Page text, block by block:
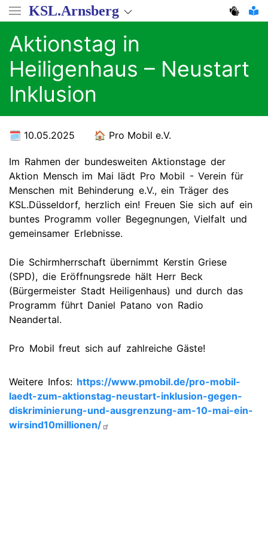
Direkt
zum
Inhalt
KSL.Arnsberg
Aktionstag in
Heiligenhaus – Neustart
Inklusion
10.05.2025 Pro Mobil e.V.
Im Rahmen der bundesweiten Aktionstage der
Aktion Mensch im Mai lädt Pro Mobil - Verein für
Menschen mit Behinderung e.V., ein Träger des
KSL.Düsseldorf, herzlich ein! Freuen Sie sich auf ein
buntes Programm voller Begegnungen, Vielfalt und
gemeinsamer Erlebnisse.
Die Schirmherrschaft übernimmt Kerstin Griese
(SPD), die Eröffnungsrede hält Herr Beck
(Bürgermeister Stadt Heiligenhaus) und durch das
Programm führt Daniel Patano von Radio
Neandertal.
Pro Mobil freut sich auf zahlreiche Gäste!
Weitere Infos: https://www.pmobil.de/pro-mobil-
laedt-zum-aktionstag-neustart-inklusion-gegen-
diskriminierung-und-ausgrenzung-am-10-mai-ein-
wirsind10millionen/